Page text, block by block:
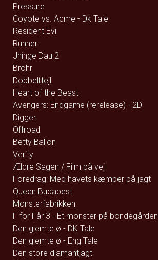
Pressure
Coyote vs. Acme - Dk Tale
Resident Evil
Runner
Jhinge Dau 2
Brohr
Dobbeltfejl
Heart of the Beast
Avengers: Endgame (rerelease) - 2D
Digger
Offroad
Betty Ballon
Verity
Ældre Sagen / Film på vej
Foredrag: Med havets kæmper på jagt
Queen Budapest
Monsterfabrikken
F for Får 3 - Et monster på bondegården
Den glemte ø - DK Tale
Den glemte ø - Eng Tale
Den store diamantjagt